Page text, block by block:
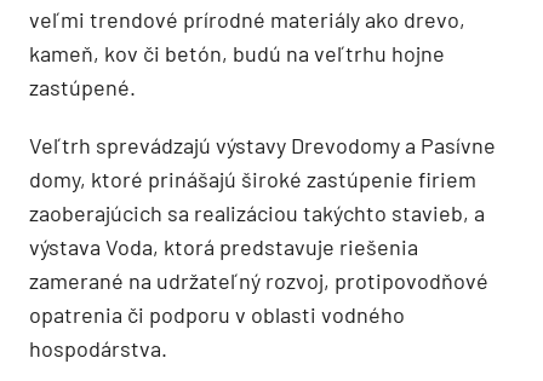
veľmi trendové prírodné materiály ako drevo,
kameň, kov či betón, budú na veľtrhu hojne
zastúpené.
Veľtrh sprevádzajú výstavy Drevodomy a Pasívne
domy, ktoré prinášajú široké zastúpenie firiem
zaoberajúcich sa realizáciou takýchto stavieb, a
výstava Voda, ktorá predstavuje riešenia
zamerané na udržateľný rozvoj, protipovodňové
opatrenia či podporu v oblasti vodného
hospodárstva.